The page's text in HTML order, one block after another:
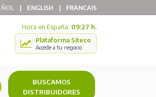
ENGLISH FRANCAIS
Hora en España: 09:27 h.
Plataforma Siteco
Accede a tu negocio
BUSCAMOS
DISTRIBUIDORES